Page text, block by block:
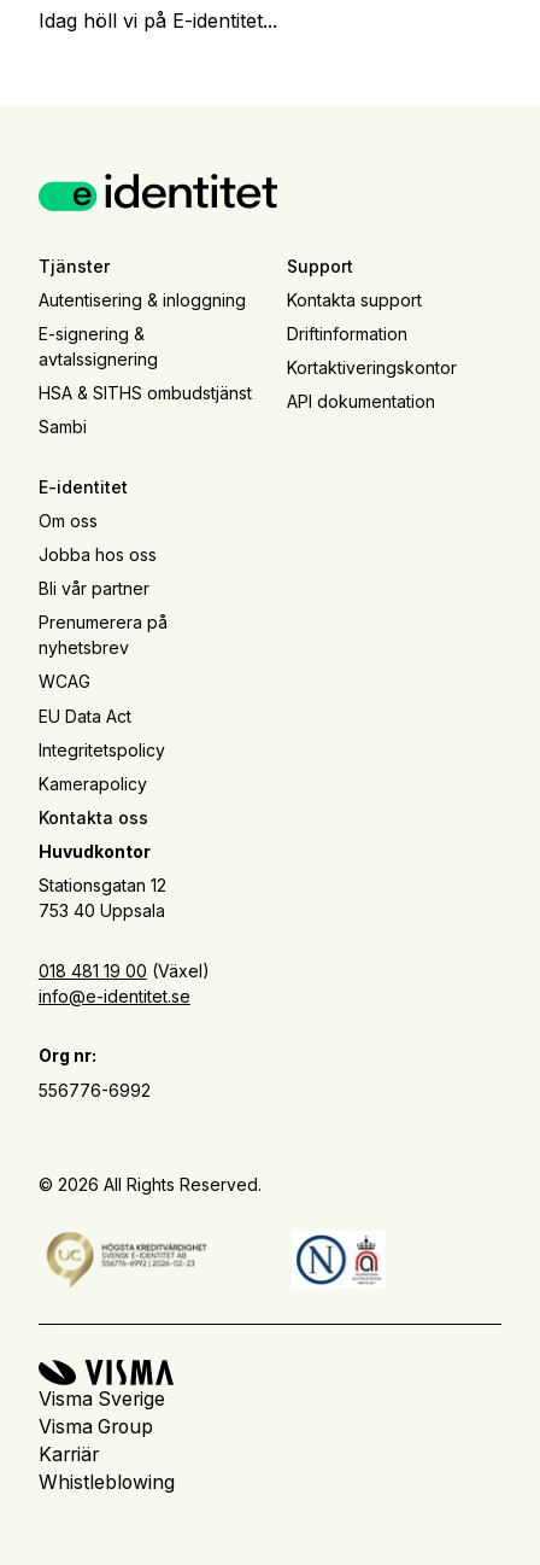
Idag höll vi på E-identitet...
Tjänster
Autentisering & inloggning
E-signering &
avtalssignering
HSA & SITHS ombudstjänst
Sambi
Support
Kontakta support
Driftinformation
Kortaktiveringskontor
API dokumentation
E-identitet
Om oss
Jobba hos oss
Bli vår partner
Prenumerera på
nyhetsbrev
WCAG
EU Data Act
Integritetspolicy
Kamerapolicy
Kontakta oss
Huvudkontor
Stationsgatan 12
753 40 Uppsala
018 481 19 00 (Växel)
info@e-identitet.se
Org nr:
556776-6992
© 2026 All Rights Reserved.
Visma Sverige
Visma Group
Karriär
Whistleblowing